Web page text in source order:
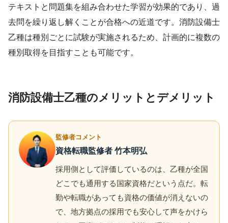
テキストと問題集を組み合わせた学習が効果的であり、過
去問を繰り返し解くことが合格への近道です。消防設備士
乙種は種別ごとに試験が実施されるため、計画的に複数の
種別取得を目指すことも可能です。
消防設備士乙種のメリットとデメリット
監修者コメント
資格転職監修者 竹本明弘
採用側として評価しているのは、乙種が全国
どこでも通用する国家資格だという点だ。転
勤や転職があっても資格の価値が消えないの
で、地方拠点の採用でも安心して声をかけら